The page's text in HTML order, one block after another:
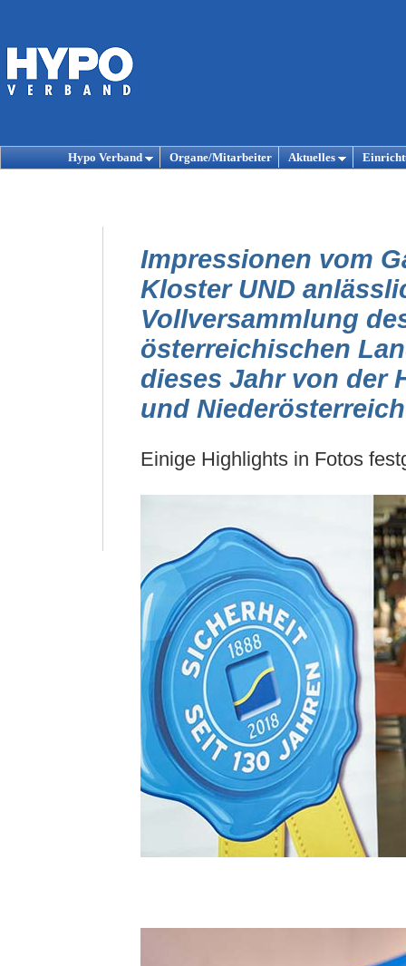
Hypo Verband Organe/Mitarbeiter Aktuelles
Impressionen vom
Kloster UND
Vollversammlung
österreichischen
dieses Jahr von der
und
Einige Highlights in Fotos